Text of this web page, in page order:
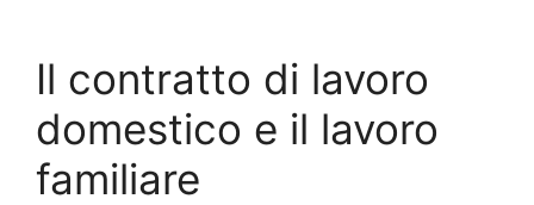
Il contratto di lavoro
domestico e il lavoro
familiare